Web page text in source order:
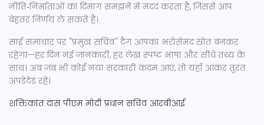
नीति‑निर्माताओं का दिमाग समझने में मदद करता है, जिससे आप
बेहतर निर्णय ले सकते हैं।
साई समाचार पर "प्रमुख सचिव" टैग आपका भरोसेमंद स्रोत बनकर
रहेगा—हर दिन नई जानकारी, हर लेख स्पष्ट भाषा और सीधे तथ्य के
साथ। अब जब भी कोई नया सरकारी कदम आए, तो यहाँ आकर तुरंत
अपडेटेड रहें।
शक्तिकांत दास पीएम मोदी प्रधान सचिव आरबीआई